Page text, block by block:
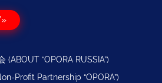
(ABOUT “OPORA RUSSIA”)
Profit Partnership “OPORA”)